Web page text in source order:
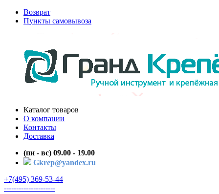
Возврат
Пункты самовывоза
Каталог товаров
О компании
Контакты
Доставка
(пн - вс) 09.00 - 19.00
Gkrep@yandex.ru
+7(495) 369-53-44
---------------------